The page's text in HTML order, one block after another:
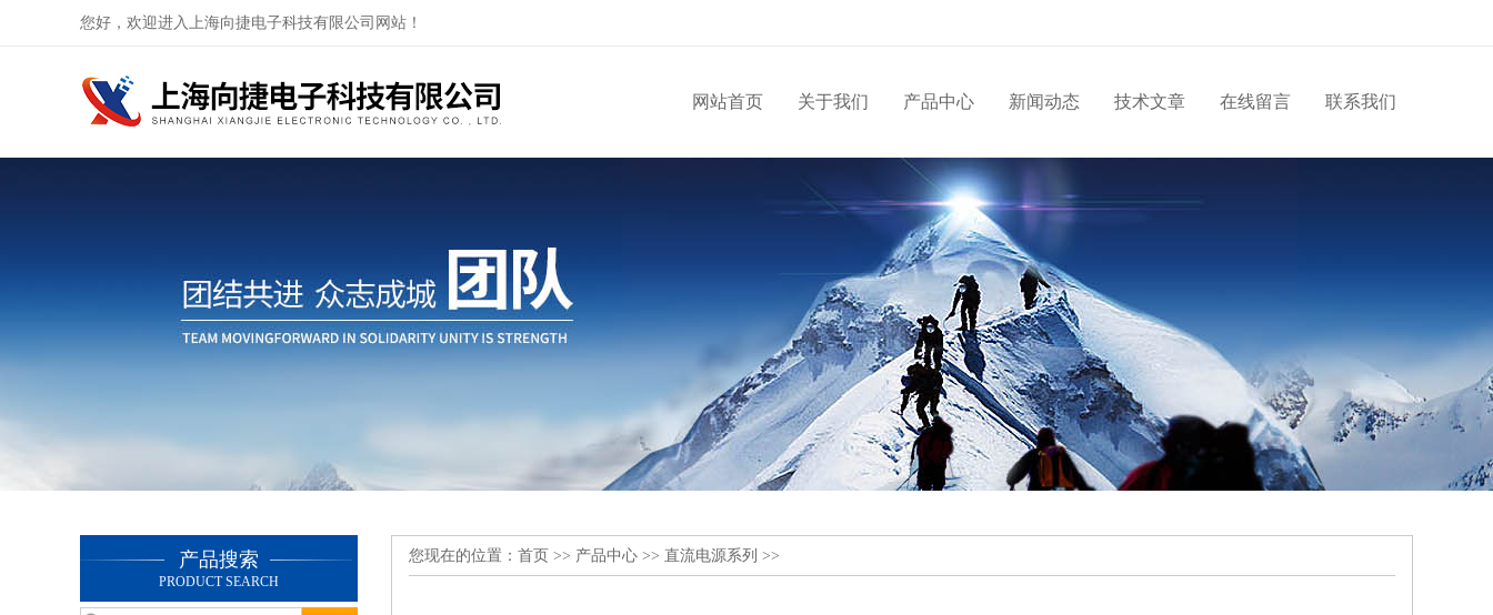
您好，欢迎进入上海向捷电子科技有限公司网站！
网站首页 关于我们 产品中心 新闻动态 技术文章 在线留言 联系我们
产品搜索
PRODUCT SEARCH
您现在的位置： 首页 >> 产品中心 >> 直流电源系列 >>